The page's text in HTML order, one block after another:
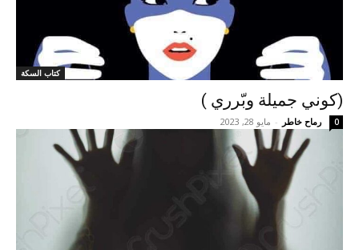
كتاب السكة
(كوني جميلة وبّرري )
رماح خاطر - مايو 28, 2023 0